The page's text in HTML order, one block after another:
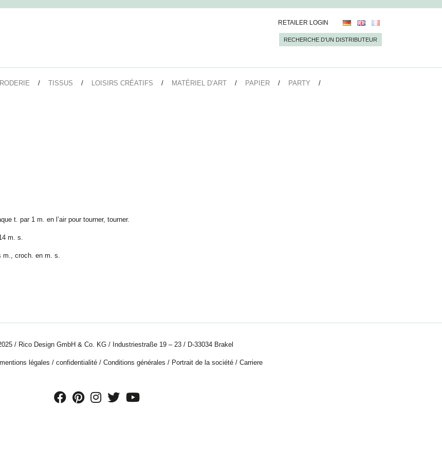
RETAILER LOGIN
RECHERCHE D’UN DISTRIBUTEUR
TISSUS LOISIRS CRÉATIFS MATÉRIEL D’ART PAPIER PARTY
t. par 1 m. en l’air pour tourner, tourner.
m. s.
m., croch. en m. s.
/ Rico Design GmbH & Co. KG / Industriestraße 19 – 23 / D-33034 Brakel
mentions légales / confidentialité/ Conditions générales / Portrait de la société/ Carriere